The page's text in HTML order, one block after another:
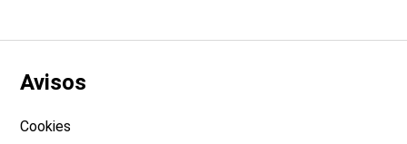
Avisos
Cookies